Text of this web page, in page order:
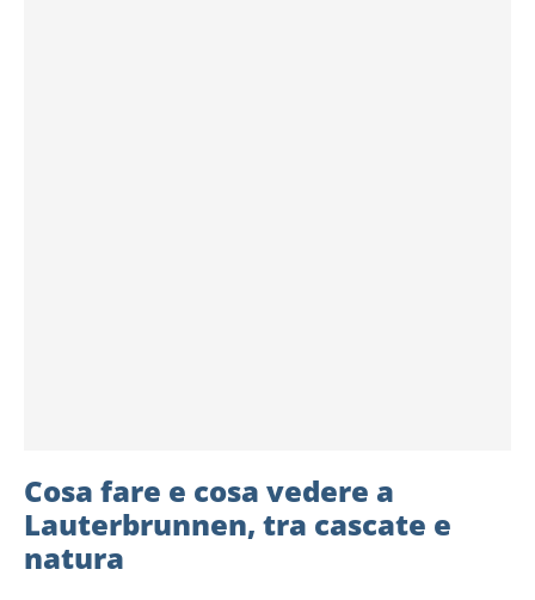
Cosa fare e cosa vedere a
Lauterbrunnen, tra cascate e
natura